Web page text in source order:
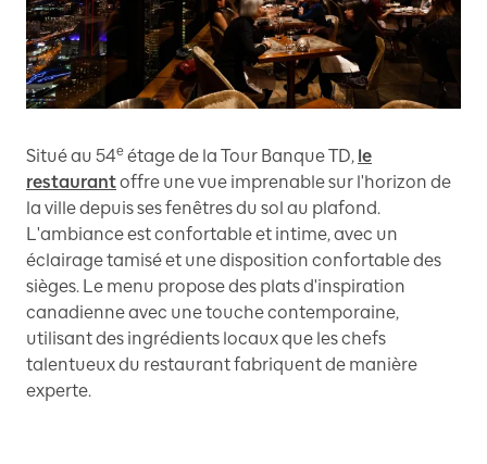
Situé au 54e étage de la Tour Banque TD, le
restaurantoffre une vue imprenable sur l'horizon de
la ville depuis ses fenêtres du sol au plafond.
L'ambiance est confortable et intime, avec un
éclairage tamisé et une disposition confortable des
sièges. Le menu propose des plats d'inspiration
canadienne avec une touche contemporaine,
utilisant des ingrédients locaux que les chefs
talentueux du restaurant fabriquent de manière
experte.